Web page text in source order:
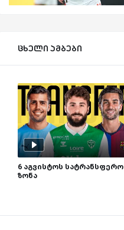
ცხელი ამბები
6 აგვისტოს სატრანსფერო
ზონა